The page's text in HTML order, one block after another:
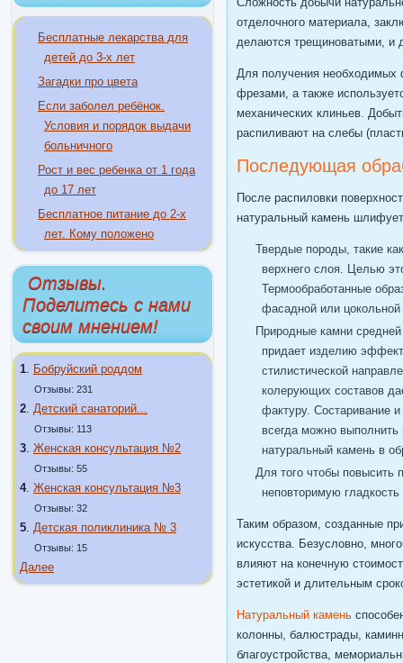
Бесплатные лекарства для
детей до 3-х лет
Загадки про цвета
Если заболел ребёнок.
Условия и порядок выдачи
больничного
Рост и вес ребенка от 1 года
до 17 лет
Бесплатное питание до 2-х
лет. Кому положено
Отзывы.
Поделитесь с нами
своим мнением!
1 Бобруйский роддом
Отзывы: 231
2 Детский санаторий...
Отзывы: 113
3 Женская консультация №2
Отзывы: 55
4. Женская консультация №3
Отзывы: 32
5 Детская поликлиника № 3
Отзывы: 15
Далее
отделочного материала,
делаются трещиноватыми, и
Для получения необходимых
фрезами, а также
механических клиньев.
распиливают на слебы
Последующая
После распиловки
натуральный камень
Твердые породы, такие
верхнего слоя. Целью
Термообработанные
фасадной или цокольной
Природные камни
придает изделию
стилистической
колерующих составов
фактуру. Состаривание
всегда можно выполнить
натуральный камень в
Для того чтобы повысить
неповторимую
Таким образом, созданные
искусства. Безусловно,
влияют на конечную
эстетикой и длительным
Натуральный камень
колонны, балюстрады,
благоустройства,